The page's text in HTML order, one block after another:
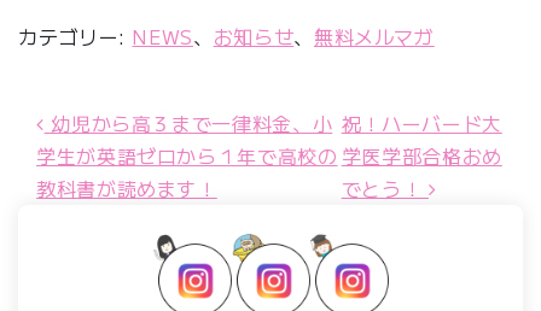
カテゴリー: NEWS、 お知らせ、 無料メルマガ
投稿ナビゲーション
幼児から高３まで一律料金、小
学生が英語ゼロから１年で高校の
教科書が読めます！
祝！ハーバード大
学医学部合格おめ
でとう！